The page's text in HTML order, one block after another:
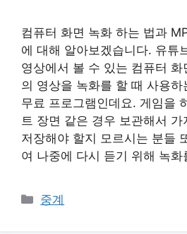
컴퓨터 화면 녹화 하는 법과
에 대해 알아보겠습니다. 유튜
영상에서 볼 수 있는 컴퓨터
의 영상을 녹화를 할 때 사용
무료 프로그램인데요. 게임을
트 장면 같은 경우 보관해서
저장해야 할지 모르시는 분들
여 나중에 다시 듣기 위해 녹
카
중계